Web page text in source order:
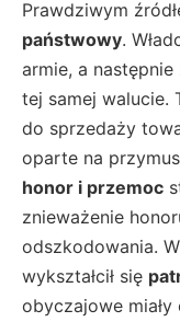
Prawdziwym
państwowy.
armie, a
tej samej walucie.
do sprzedaży
oparte na
honor i przemoc
znieważenie
odszkodowania.
wykształcił się
obyczajowe